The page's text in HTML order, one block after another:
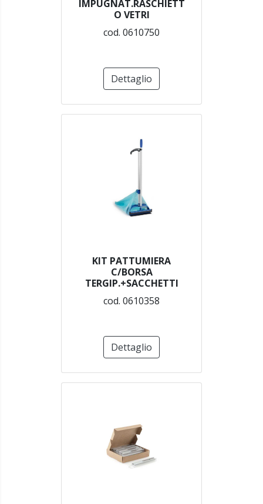
IMPUGNAT.RASCHIETT
O VETRI
cod. 0610750
Dettaglio
KIT PATTUMIERA
C/BORSA
TERGIP.+SACCHETTI
cod. 0610358
Dettaglio